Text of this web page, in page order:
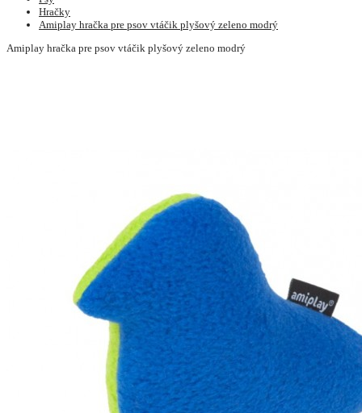
Hračky
Amiplay hračka pre psov vtáčik plyšový zeleno modrý
Amiplay hračka pre psov vtáčik plyšový zeleno modrý